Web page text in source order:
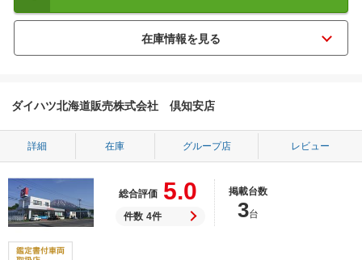
ダイハツ北海道販売株式会社 倶知安店
詳細 在庫 グループ店 レビュー
総合評価 5.0
件数 4件
掲載台数
3台